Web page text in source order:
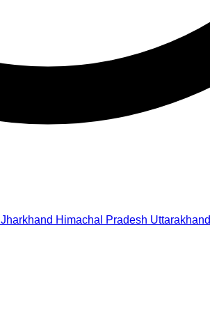
Jharkhand Himachal Pradesh Uttarakhand